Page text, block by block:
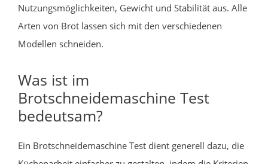
Nutzungsmöglichkeiten, Gewicht und Stabilität aus. Alle
Arten von Brot lassen sich mit den verschiedenen
Modellen schneiden.
Was ist im
Brotschneidemaschine Test
bedeutsam?
Ein Brotschneidemaschine Test dient generell dazu, die